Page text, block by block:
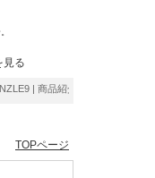
見る
| 商品紹介 | 照明器具の通販・
TOPページ